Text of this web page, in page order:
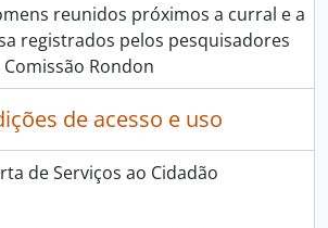
reunidos próximos a curral e a
registrados pelos pesquisadores
Comissão Rondon
de acesso e uso
de Serviços ao Cidadão